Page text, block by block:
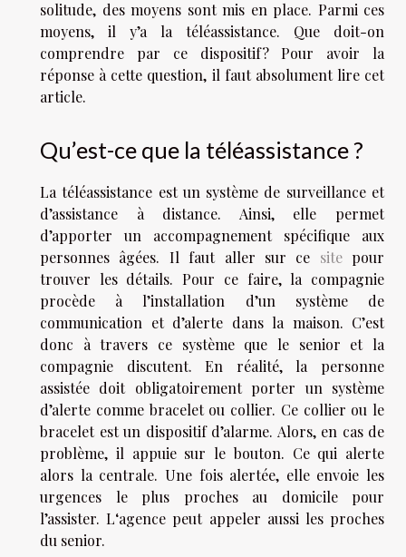
solitude, des moyens sont mis en place. Parmi ces
moyens, il y’a la téléassistance. Que doit-on
comprendre par ce dispositif ? Pour avoir la
réponse à cette question, il faut absolument lire cet
article.
Qu’est-ce que la téléassistance ?
La téléassistance est un système de surveillance et
d’assistance à distance. Ainsi, elle permet
d’apporter un accompagnement spécifique aux
personnes âgées. Il faut aller sur ce sitepour
trouver les détails. Pour ce faire, la compagnie
procède à l’installation d’un système de
communication et d’alerte dans la maison. C’est
donc à travers ce système que le senior et la
compagnie discutent. En réalité, la personne
assistée doit obligatoirement porter un système
d’alerte comme bracelet ou collier. Ce collier ou le
bracelet est un dispositif d’alarme. Alors, en cas de
problème, il appuie sur le bouton. Ce qui alerte
alors la centrale. Une fois alertée, elle envoie les
urgences le plus proches au domicile pour
l’assister. L‘agence peut appeler aussi les proches
du senior.